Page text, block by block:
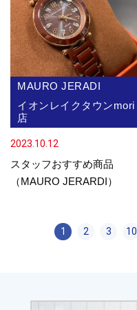
MAURO JERADI
イオンレイクタウンmori
店
2023.10.12
スタッフおすすめ商品
（MAURO JERARDI）
1 2 3 10